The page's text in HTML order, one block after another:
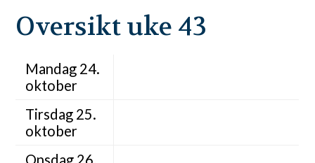
Oversikt uke 43
Mandag 24.
oktober
Tirsdag 25.
oktober